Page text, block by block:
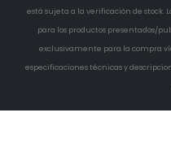
está sujeta a la verificación de stock.
para los productos presentados/
exclusivamente para la compra
especificaciones técnicas y